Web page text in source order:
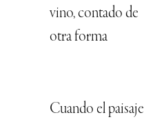
vino, contado de
otra forma
Cuando el paisaje